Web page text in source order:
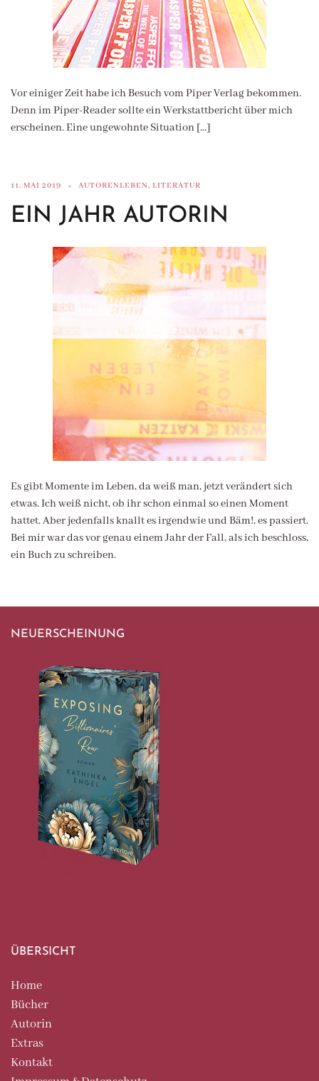
Vor einiger Zeit habe ich Besuch vom Piper Verlag bekommen.
Denn im Piper-Reader sollte ein Werkstattbericht über mich
erscheinen. Eine ungewohnte Situation […]
11. MAI 2019 AUTORENLEBEN, LITERATUR
EIN JAHR AUTORIN
Es gibt Momente im Leben, da weiß man, jetzt verändert sich
etwas. Ich weiß nicht, ob ihr schon einmal so einen Moment
hattet. Aber jedenfalls knallt es irgendwie und Bäm!, es passiert.
Bei mir war das vor genau einem Jahr der Fall, als ich beschloss,
ein Buch zu schreiben.
NEUERSCHEINUNG
ÜBERSICHT
Home
Bücher
Autorin
Extras
Kontakt